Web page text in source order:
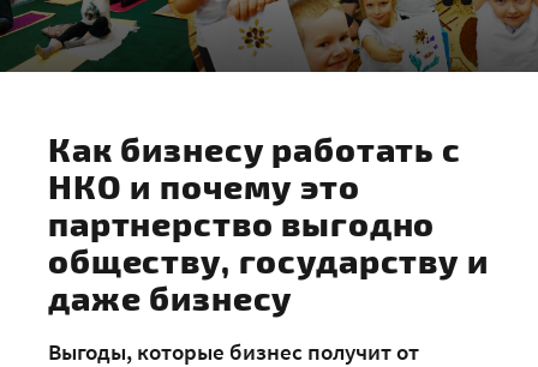
Как бизнесу работать с
НКО и почему это
партнерство выгодно
обществу, государству и
даже бизнесу
Выгоды, которые бизнес получит от